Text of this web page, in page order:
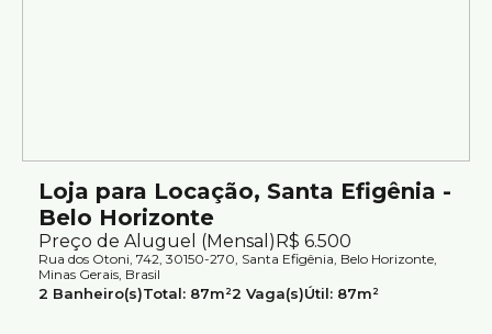
Loja para Locação, Santa Efigênia -
Belo Horizonte
R$ 6.500
Preço de Aluguel (Mensal)
Rua dos Otoni, 742, 30150-270, Santa Efigênia, Belo Horizonte,
Minas Gerais, Brasil
2 Banheiro(s)Total: 87m²2 Vaga(s)Útil: 87m²